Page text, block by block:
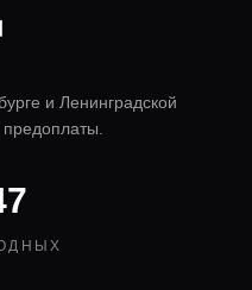
и Ленинградской